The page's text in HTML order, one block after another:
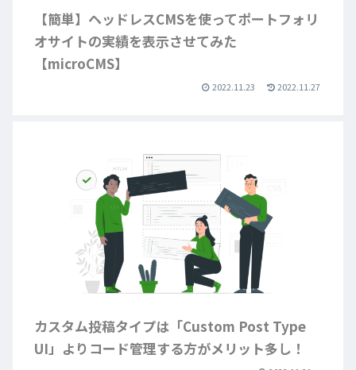
【簡単】ヘッドレスCMSを使ってポートフォリ
オサイトの実績を表示させてみた
【microCMS】
2022.11.23 2022.11.27
カスタム投稿タイプは「Custom Post Type
UI」よりコード管理する方がメリット多し！